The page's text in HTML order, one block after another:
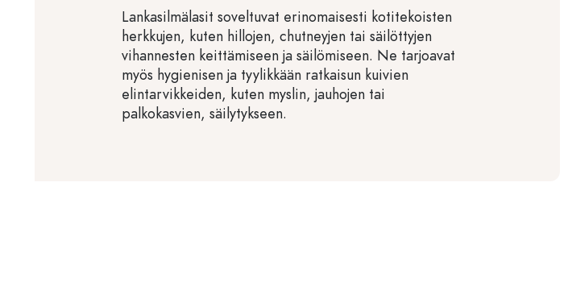
Lankasilmälasit soveltuvat erinomaisesti kotitekoisten
herkkujen, kuten hillojen, chutneyjen tai säilöttyjen
vihannesten keittämiseen ja säilömiseen. Ne tarjoavat
myös hygienisen ja tyylikkään ratkaisun kuivien
elintarvikkeiden, kuten myslin, jauhojen tai
palkokasvien, säilytykseen.